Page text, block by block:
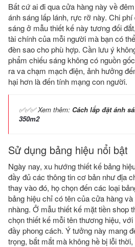
Bất cứ ai đi qua cửa hàng này về
ánh sáng lấp lánh, rực rỡ này. Chi
sáng ở mẫu thiết kế này tương đối
tài chính của mỗi người mà bạn có
đèn sao cho phù hợp. Cần lưu ý
phẩm chiếu sáng không có nguồn
ra va chạm mạch điện, ảnh hưởng
hại hơn là đến tính mạng con người.
✅✅✅ Xem thêm: Cách lắp đặt ánh
350m2
Sử dụng bảng hiệu nổi bật
Ngày nay, xu hướng thiết kế bảng
đầy đủ các thông tin cơ bản như địa
thay vào đó, họ chọn đến các loại
bảng hiệu chỉ có tên của cửa hàng
nhàng. Ở mẫu thiết kế mặt tiền shop
chọn thiết kế mỗi tên thương hiệu,
đầy phong cách. Ý tưởng này mang
trọng, bắt mắt mà không hề bị lỗi thời,